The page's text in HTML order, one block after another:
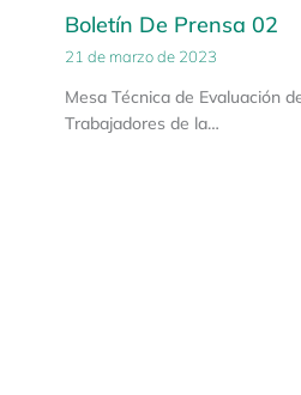
Boletín De Prensa 02
21 de marzo de 2023
Mesa Técnica de Evaluación
Trabajadores de la…